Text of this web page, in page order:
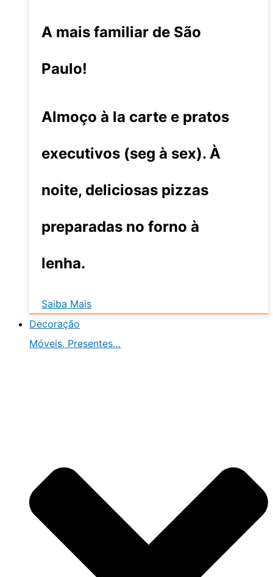
A mais familiar de São
Paulo!
Almoço à la carte e pratos
executivos (seg à sex). À
noite, deliciosas pizzas
preparadas no forno à
lenha.
Saiba Mais
Decoração
Móveis, Presentes…